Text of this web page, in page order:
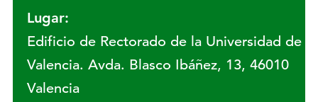
Lugar:
Edificio de Rectorado de la Universidad de
Valencia. Avda. Blasco Ibáñez, 13, 46010
Valencia